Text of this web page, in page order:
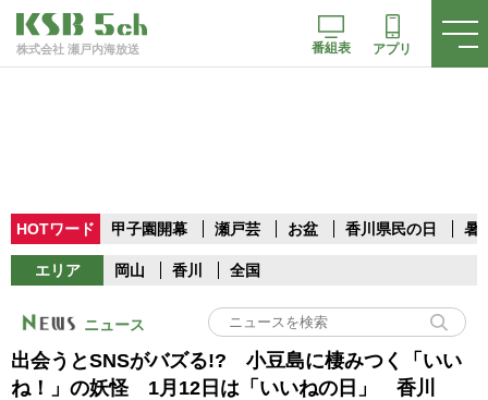
株式会社 瀬戸内海放送 番組表 アプリ
HOTワード 甲子園開幕 瀬戸芸 お盆 香川県民の日 暑
エリア 岡山 香川 全国
ニュース
出会うとSNSがバズる!? 小豆島に棲みつく「いい
ね！」の妖怪 1月12日は「いいねの日」 香川